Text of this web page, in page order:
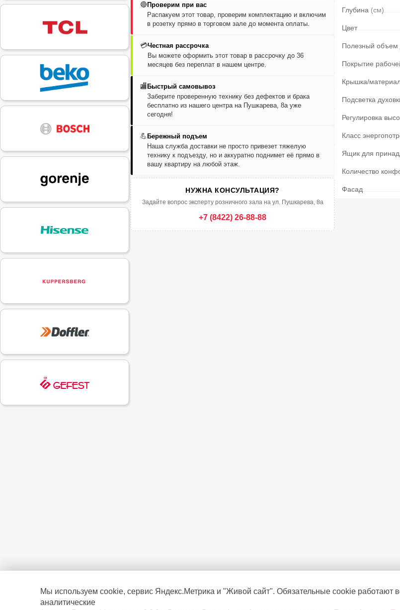
🔴Проверим при вас
Распакуем этот товар, проверим комплектацию и включим
в розетку прямо в торговом зале до момента оплаты.
💳Честная рассрочка
Вы можете оформить этот товар в рассрочку до 36
месяцев без переплат в нашем центре.
🏬 Быстрый самовывоз
Заберите проверенную технику без дефектов и брака
бесплатно из нашего центра на Пушкарева, 8а уже
сегодня!
💪 Бережный подъем
Наша служба доставки не просто привезет тяжелую
технику к подъезду, но и аккуратно поднимет её прямо в
вашу квартиру на любой этаж.
НУЖНА КОНСУЛЬТАЦИЯ?
Задайте вопрос эксперту розничного зала на ул. Пушкарева, 8а
+7 (8422) 26-88-88
Глубина (см)
Цвет
Полезный объем
Покрытие
Крышка/
Подсветка
Регулировка
Класс
Ящик для
Количество
Фасад
Мы используем cookie, сервис Яндекс.Метрика и "Живой сайт". Обязательные cookie работают
аналитические